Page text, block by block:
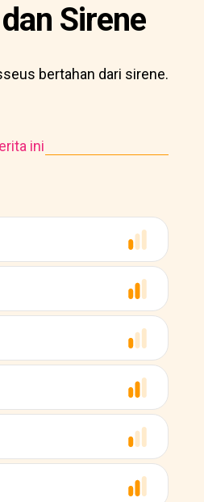
Sirene
bertahan dari sirene.
ini